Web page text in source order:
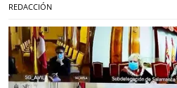
REDACCIÓN